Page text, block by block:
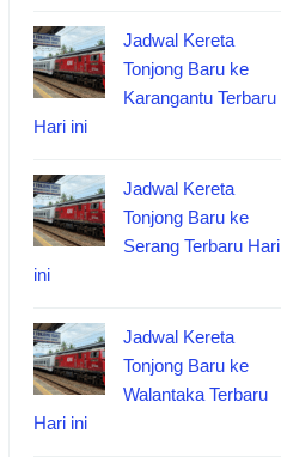
Jadwal Kereta
Tonjong Baru ke
Karangantu Terbaru
Hari ini
Jadwal Kereta
Tonjong Baru ke
Serang Terbaru Hari
ini
Jadwal Kereta
Tonjong Baru ke
Walantaka Terbaru
Hari ini